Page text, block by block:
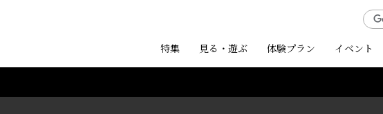
特集 見る・遊ぶ 体験プラン イベント